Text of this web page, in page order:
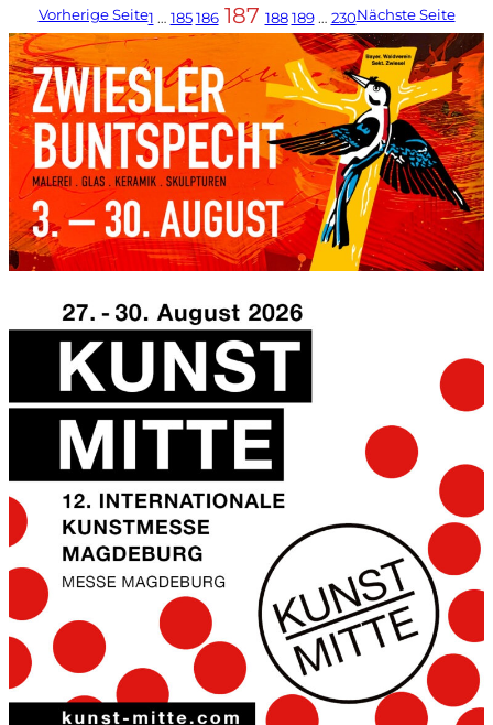
Vorherige Seite1 … 185 186 187 188 189 … 230Nächste Seite